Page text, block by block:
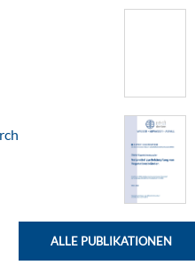
ALLE PUBLIKATIONEN